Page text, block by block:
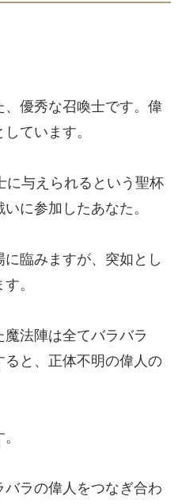
優秀な召喚士です。偉
ています。
に与えられるという聖杯
に参加したあなた。
臨みますが、突如とし
。
法陣は全てバラバラ
と、正体不明の偉人の
ラの偉人をつなぎ合わ